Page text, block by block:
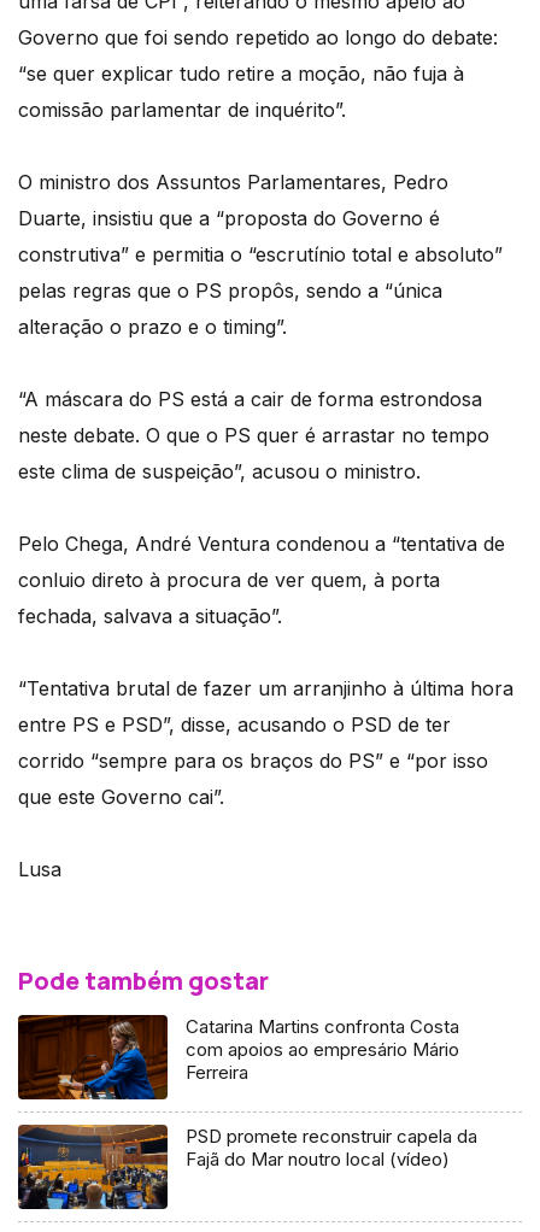
Governo que foi sendo repetido ao longo do debate:
“se quer explicar tudo retire a moção, não fuja à
comissão parlamentar de inquérito”.
O ministro dos Assuntos Parlamentares, Pedro
Duarte, insistiu que a “proposta do Governo é
construtiva” e permitia o “escrutínio total e absoluto”
pelas regras que o PS propôs, sendo a “única
alteração o prazo e o timing”.
“A máscara do PS está a cair de forma estrondosa
neste debate. O que o PS quer é arrastar no tempo
este clima de suspeição”, acusou o ministro.
Pelo Chega, André Ventura condenou a “tentativa de
conluio direto à procura de ver quem, à porta
fechada, salvava a situação”.
“Tentativa brutal de fazer um arranjinho à última hora
entre PS e PSD”, disse, acusando o PSD de ter
corrido “sempre para os braços do PS” e “por isso
que este Governo cai”.
Lusa
Pode também gostar
Catarina Martins confronta Costa
com apoios ao empresário Mário
Ferreira
PSD promete reconstruir capela da
Fajã do Mar noutro local (vídeo)